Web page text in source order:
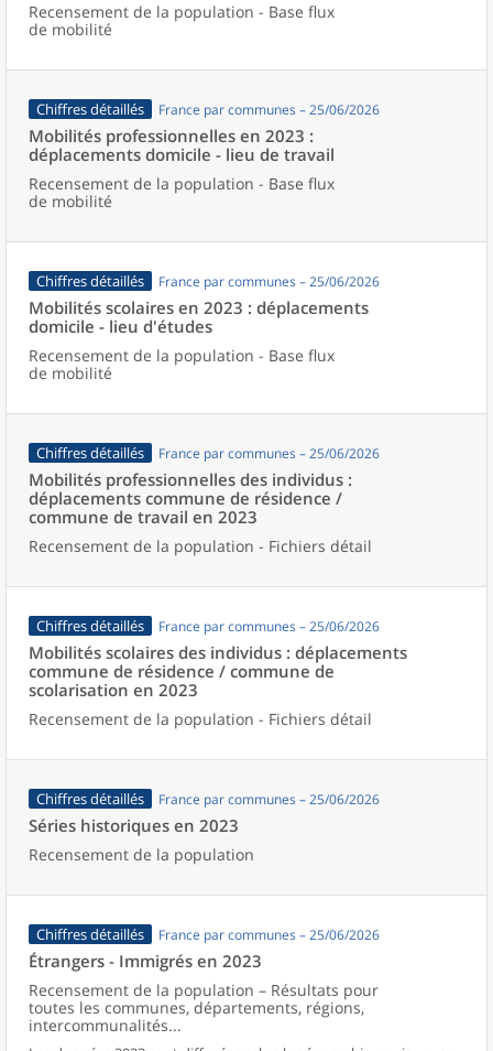
Recensement de la population - Base flux
de mobilité
Chiffres détaillés France par communes – 25/06/2026
Mobilités professionnelles en 2023 :
déplacements domicile - lieu de travail
Recensement de la population - Base flux
de mobilité
Chiffres détaillés France par communes – 25/06/2026
Mobilités scolaires en 2023 : déplacements
domicile - lieu d'études
Recensement de la population - Base flux
de mobilité
Chiffres détaillés France par communes – 25/06/2026
Mobilités professionnelles des individus :
déplacements commune de résidence /
commune de travail en 2023
Recensement de la population - Fichiers détail
Chiffres détaillés France par communes – 25/06/2026
Mobilités scolaires des individus : déplacements
commune de résidence / commune de
scolarisation en 2023
Recensement de la population - Fichiers détail
Chiffres détaillés France par communes – 25/06/2026
Séries historiques en 2023
Recensement de la population
Chiffres détaillés France par communes – 25/06/2026
Étrangers - Immigrés en 2023
Recensement de la population – Résultats pour
toutes les communes, départements, régions,
intercommunalités...